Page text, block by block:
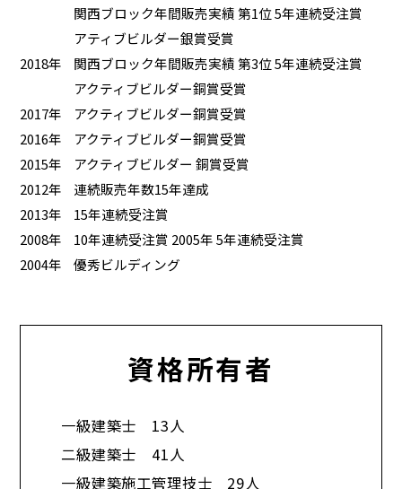
関西ブロック年間販売実績 第1位 5年連続受注賞
アティブビルダー銀賞受賞
2018年
関西ブロック年間販売実績 第3位 5年連続受注賞
アクティブビルダー銅賞受賞
2017年
アクティブビルダー銅賞受賞
2016年
アクティブビルダー銅賞受賞
2015年
アクティブビルダー 銅賞受賞
2012年
連続販売年数15年達成
2013年
15年連続受注賞
2008年
10年連続受注賞 2005年 5年連続受注賞
2004年
優秀ビルディング
資格所有者
一級建築士 13人
二級建築士 41人
一級建築施工管理技士 29人